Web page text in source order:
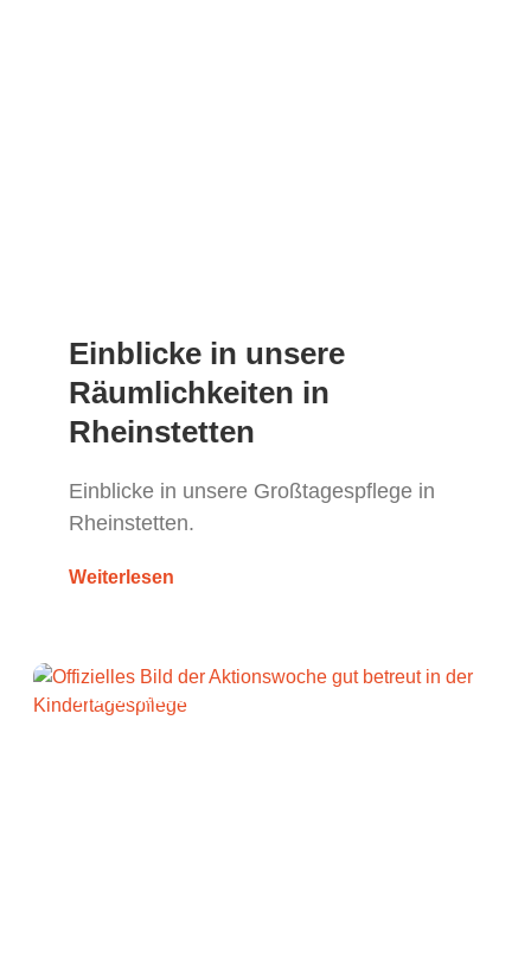
Einblicke in unsere
Räumlichkeiten in
Rheinstetten
Einblicke in unsere Großtagespflege in
Rheinstetten.
Weiterlesen
KINDERTAGESPFLEGE